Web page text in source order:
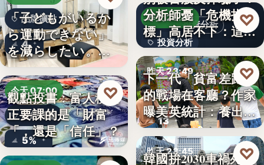
品牌擴點
4
「子どもがいるか
ら運動できない」
を減らしたい。埼
玉県戸田…
今天 07:00
財經評論
5%
觀點投書：富人稅真
正要課的是「財富
「，還是「信任」？
♡
投資分析
昨天 23:59
投資分析
4.63%
分析師憂「危機指
標」高居不下：這次
一殺…
♡
昨天 23:49
親子教養
13
下一代「貧富差距」
的戰場在客廳？作家
曝美英統計：養出高
學…
♡
昨天 23:45
韓國拚2030車禍死亡
♡